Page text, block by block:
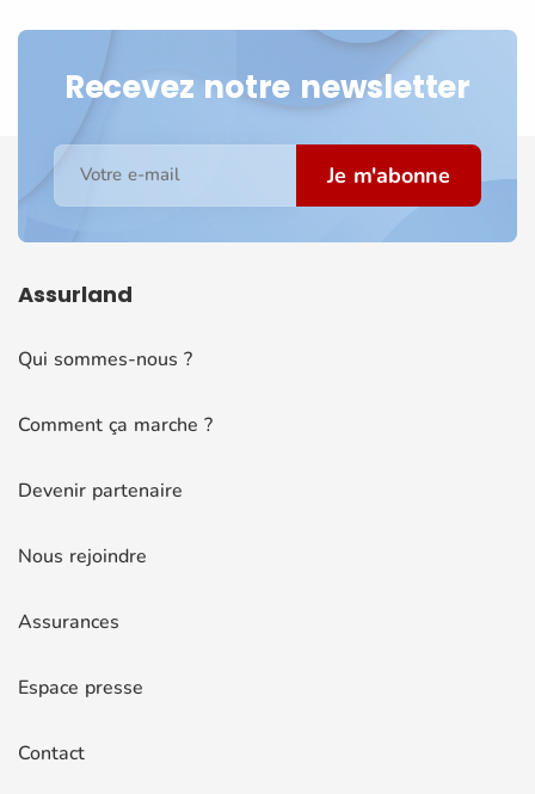
Recevez notre newsletter
Votre e-mail Je m'abonne
Assurland
Qui sommes-nous ?
Comment ça marche ?
Devenir partenaire
Nous rejoindre
Assurances
Espace presse
Contact